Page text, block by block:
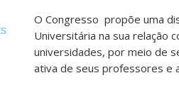
O Congresso propõe uma
Universitária na sua relação
universidades, por meio de
ativa de seus professores e